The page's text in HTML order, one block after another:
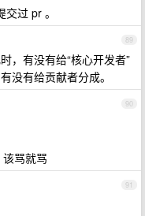
过 pr 。
89
，有没有给“核心开发者”
没有给贡献者分成。
90
骂就骂
91